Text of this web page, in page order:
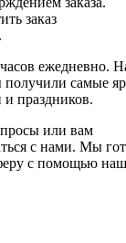
заказ
ежедневно.
получили самые
праздников.
или вам
с нами. Мы
с помощью